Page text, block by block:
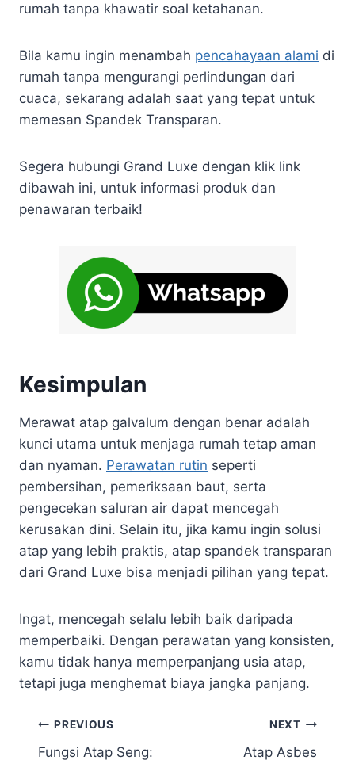
rumah tanpa khawatir soal ketahanan.
Bila kamu ingin menambah pencahayaan alami di
rumah tanpa mengurangi perlindungan dari
cuaca, sekarang adalah saat yang tepat untuk
memesan Spandek Transparan.
Segera hubungi Grand Luxe dengan klik link
dibawah ini, untuk informasi produk dan
penawaran terbaik!
Kesimpulan
Merawat atap galvalum dengan benar adalah
kunci utama untuk menjaga rumah tetap aman
dan nyaman. Perawatan rutin seperti
pembersihan, pemeriksaan baut, serta
pengecekan saluran air dapat mencegah
kerusakan dini. Selain itu, jika kamu ingin solusi
atap yang lebih praktis, atap spandek transparan
dari Grand Luxe bisa menjadi pilihan yang tepat.
Ingat, mencegah selalu lebih baik daripada
memperbaiki. Dengan perawatan yang konsisten,
kamu tidak hanya memperpanjang usia atap,
tetapi juga menghemat biaya jangka panjang.
PREVIOUS
Fungsi Atap Seng:
NEXT
Atap Asbes